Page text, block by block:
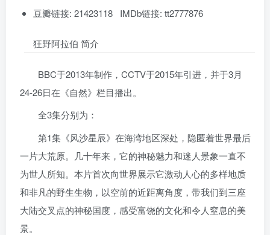
豆瓣链接: 21423118 IMDb链接: tt2777876
狂野阿拉伯 简介
BBC于2013年制作，CCTV于2015年引进，并于3月
24-26日在《自然》栏目播出。
全3集分别为：
第1集《风沙星辰》在海湾地区深处，隐匿着世界最后
一片大荒原。几十年来，它的神秘魅力和迷人景象一直不
为世人所知。本片首次向世界展示它激动人心的多样地质
和非凡的野生生物，以空前的近距离角度，带我们到三座
大陆交叉点的神秘国度，感受富饶的文化和令人窒息的美
景。